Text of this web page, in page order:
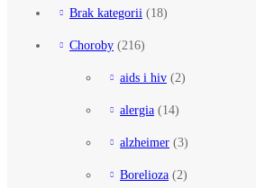
Brak kategorii (18)
Choroby (216)
aids i hiv (2)
alergia (14)
alzheimer (3)
Borelioza (2)